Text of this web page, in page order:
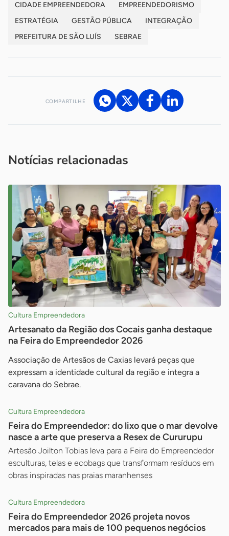
CIDADE EMPREENDEDORA
EMPREENDEDORISMO
ESTRATÉGIA
GESTÃO PÚBLICA
INTEGRAÇÃO
PREFEITURA DE SÃO LUÍS
SEBRAE
COMPARTILHE
Notícias relacionadas
Cultura Empreendedora
Artesanato da Região dos Cocais ganha destaque
na Feira do Empreendedor 2026
Associação de Artesãos de Caxias levará peças que
expressam a identidade cultural da região e integra a
caravana do Sebrae.
Cultura Empreendedora
Feira do Empreendedor: do lixo que o mar devolve
nasce a arte que preserva a Resex de Cururupu
Artesão Joilton Tobias leva para a Feira do Empreendedor
esculturas, telas e ecobags que transformam resíduos em
obras inspiradas nas praias maranhenses
Cultura Empreendedora
Feira do Empreendedor 2026 projeta novos
mercados para mais de 100 pequenos negócios